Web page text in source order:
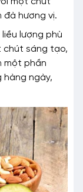
đà hương vị.
lượng phù
chút sáng tạo,
một phần
hàng ngày,